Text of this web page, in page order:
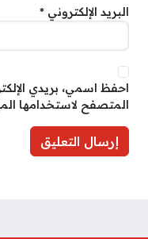
البريد الإلكتروني *
احفظ اسمي، بريدي
المتصفح لاستخدامها